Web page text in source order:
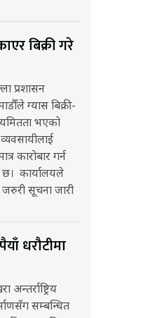
बिक्री गरे
प्रशासन
ग्यास बिक्री-
भएको
कारोबार गर्न
छ। कार्यालयले
सूचना जारी
धरौटीमा
अन्तर्राष्ट्रिय
सम्बन्धित